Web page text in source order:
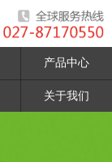
产品中心
关于我们